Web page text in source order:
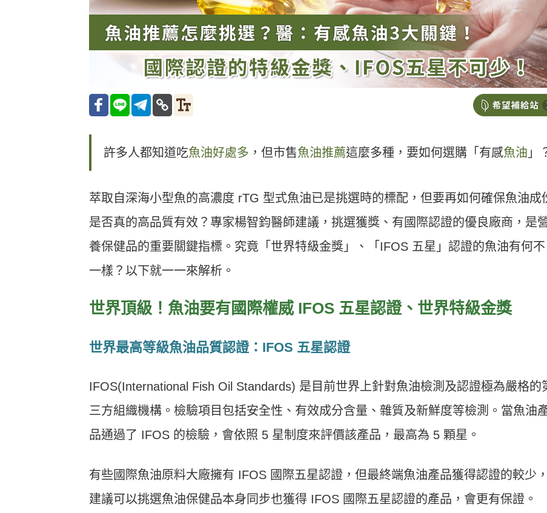
許多人都知道吃魚油好處多 ，但市售魚油推薦這麼多種，要如何選購「有感魚油 」
萃取自深海小型魚的高濃度 rTG 型式魚油已是挑選時的標配，但要再如何確保魚油成
是否真的高品質有效？專家楊智鈞醫師建議，挑選獲獎、有國際認證的優良廠商，是
養保健品的重要關鍵指標。究竟「世界特級金獎」、「IFOS 五星」認證的魚油有何不
一樣？以下就一一來解析。
世界頂級！魚油要有國際權威 IFOS 五星認證、世界特級金獎
世界最高等級魚油品質認證：IFOS 五星認證
IFOS(International Fish Oil Standards) 是目前世界上針對魚油檢測及認證極為嚴格的
三方組織機構。檢驗項目包括安全性、有效成分含量、雜質及新鮮度等檢測。當魚油
品通過了 IFOS 的檢驗，會依照 5 星制度來評價該產品，最高為 5 顆星。
有些國際魚油原料大廠擁有 IFOS 國際五星認證，但最終端魚油產品獲得認證的較少，
建議可以挑選魚油保健品本身同步也獲得 IFOS 國際五星認證的產品，會更有保證。